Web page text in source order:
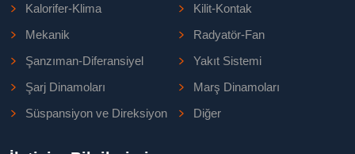
Kalorifer-Klima
Kilit-Kontak
Mekanik
Radyatör-Fan
Şanzıman-Diferansiyel
Yakıt Sistemi
Şarj Dinamoları
Marş Dinamoları
Süspansiyon ve Direksiyon
Diğer